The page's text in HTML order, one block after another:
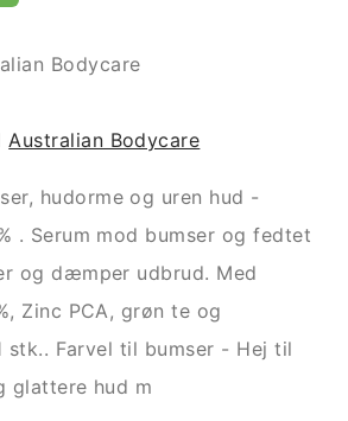
Bodycare
Australian Bodycare
hudorme og uren hud -
. Serum mod bumser og fedtet
og dæmper udbrud. Med
Zinc PCA, grøn te og
stk.. Farvel til bumser - Hej til
glattere hud m